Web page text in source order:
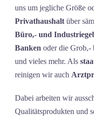
uns um jegliche Größe
Privathaushalt über
Büro,- und
Banken oder die Grob,-
und vieles mehr. Als
reinigen wir auch
Dabei arbeiten wir
Qualitätsprodukten und